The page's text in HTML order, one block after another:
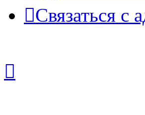
Связаться с